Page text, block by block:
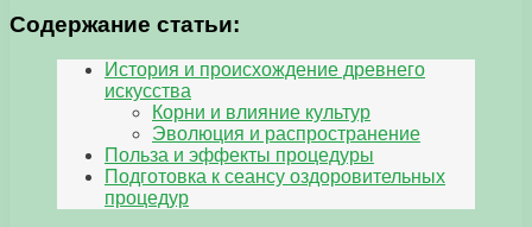
Содержание статьи:
История и происхождение древнего
искусства
Корни и влияние культур
Эволюция и распространение
Польза и эффекты процедуры
Подготовка к сеансу оздоровительных
процедур